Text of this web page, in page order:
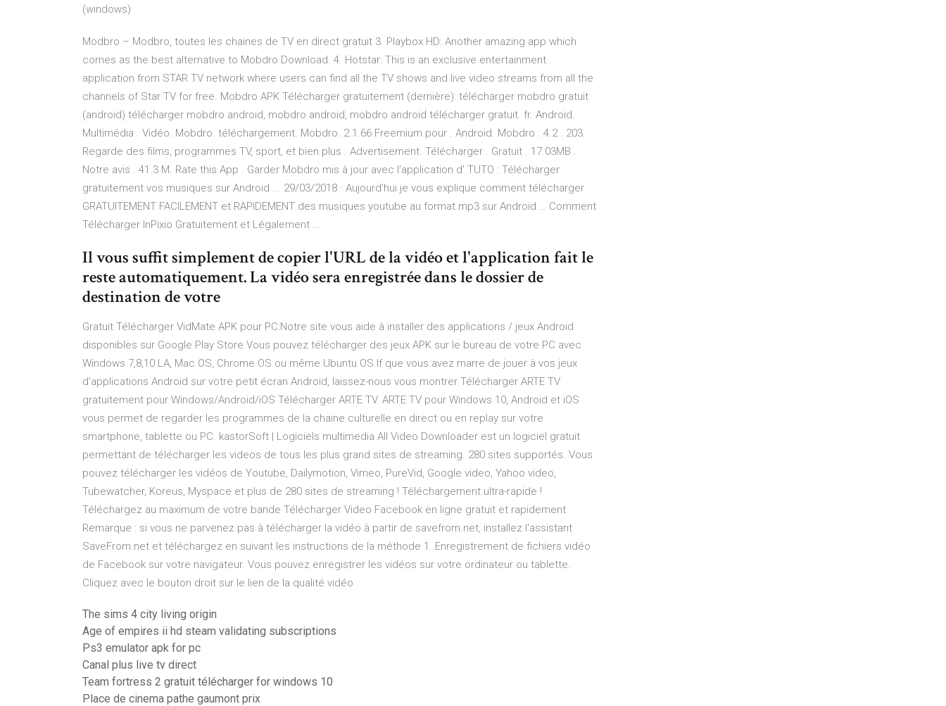
(windows)
Modbro – Modbro, toutes les chaines de TV en direct gratuit 3. Playbox HD: Another amazing app which
comes as the best alternative to Mobdro Download. 4. Hotstar: This is an exclusive entertainment
application from STAR TV network where users can find all the TV shows and live video streams from all the
channels of Star TV for free. Mobdro APK Télécharger gratuitement (dernière): télécharger mobdro gratuit
(android) télécharger mobdro android, mobdro android, mobdro android télécharger gratuit. fr. Android.
Multimédia . Vidéo. Mobdro. téléchargement. Mobdro. 2.1.66 Freemium pour . Android. Mobdro . 4.2 . 203.
Regarde des films, programmes TV, sport, et bien plus . Advertisement. Télécharger . Gratuit . 17.03MB .
Notre avis . 41.3 M. Rate this App . Garder Mobdro mis à jour avec l'application d' TUTO : Télécharger
gratuitement vos musiques sur Android ... 29/03/2018 · Aujourd'hui je vous explique comment télécharger
GRATUITEMENT FACILEMENT et RAPIDEMENT des musiques youtube au format mp3 sur Android … Comment
Télécharger InPixio Gratuitement et Légalement ...
Il vous suffit simplement de copier l'URL de la vidéo et l'application fait le
reste automatiquement. La vidéo sera enregistrée dans le dossier de
destination de votre
Gratuit Télécharger VidMate APK pour PC:Notre site vous aide à installer des applications / jeux Android
disponibles sur Google Play Store.Vous pouvez télécharger des jeux APK sur le bureau de votre PC avec
Windows 7,8,10 LA, Mac OS, Chrome OS ou même Ubuntu OS.If que vous avez marre de jouer à vos jeux
d'applications Android sur votre petit écran Android, laissez-nous vous montrer Télécharger ARTE TV
gratuitement pour Windows/Android/iOS Télécharger ARTE TV. ARTE TV pour Windows 10, Android et iOS
vous permet de regarder les programmes de la chaine culturelle en direct ou en replay sur votre
smartphone, tablette ou PC. kastorSoft | Logiciels multimedia All Video Downloader est un logiciel gratuit
permettant de télécharger les videos de tous les plus grand sites de streaming. 280 sites supportés. Vous
pouvez télécharger les vidéos de Youtube, Dailymotion, Vimeo, PureVid, Google video, Yahoo video,
Tubewatcher, Koreus, Myspace et plus de 280 sites de streaming ! Téléchargement ultra-rapide !
Téléchargez au maximum de votre bande Télécharger Video Facebook en ligne gratuit et rapidement
Remarque : si vous ne parvenez pas à télécharger la vidéo à partir de savefrom.net, installez l'assistant
SaveFrom.net et téléchargez en suivant les instructions de la méthode 1. Enregistrement de fichiers vidéo
de Facebook sur votre navigateur. Vous pouvez enregistrer les vidéos sur votre ordinateur ou tablette.
Cliquez avec le bouton droit sur le lien de la qualité vidéo
The sims 4 city living origin
Age of empires ii hd steam validating subscriptions
Ps3 emulator apk for pc
Canal plus live tv direct
Team fortress 2 gratuit télécharger for windows 10
Place de cinema pathe gaumont prix